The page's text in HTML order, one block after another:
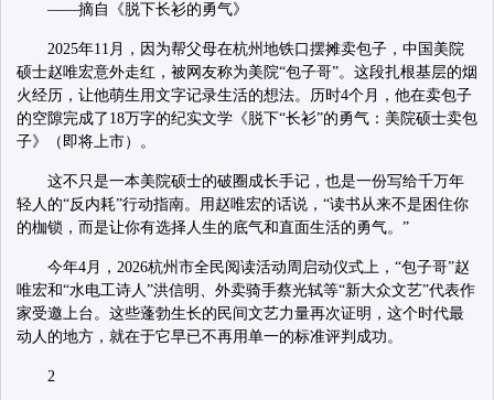
——摘自《脱下长衫的勇气》
2025年11月，因为帮父母在杭州地铁口摆摊卖包子，中国美院
硕士赵唯宏意外走红，被网友称为美院“包子哥”。这段扎根基层的烟
火经历，让他萌生用文字记录生活的想法。历时4个月，他在卖包子
的空隙完成了18万字的纪实文学《脱下“长衫”的勇气：美院硕士卖包
子》（即将上市）。
这不只是一本美院硕士的破圈成长手记，也是一份写给千万年
轻人的“反内耗”行动指南。用赵唯宏的话说，“读书从来不是困住你
的枷锁，而是让你有选择人生的底气和直面生活的勇气。”
今年4月，2026杭州市全民阅读活动周启动仪式上，“包子哥”赵
唯宏和“水电工诗人”洪信明、外卖骑手蔡光轼等“新大众文艺”代表作
家受邀上台。这些蓬勃生长的民间文艺力量再次证明，这个时代最
动人的地方，就在于它早已不再用单一的标准评判成功。
2